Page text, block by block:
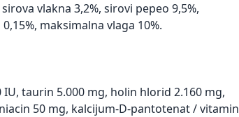
vlakna 3,2%, sirovi pepeo 9,5%,
maksimalna vlaga 10%.
taurin 5.000 mg, holin hlorid 2.160 mg,
50 mg, kalcijum-D-pantotenat / vitamin